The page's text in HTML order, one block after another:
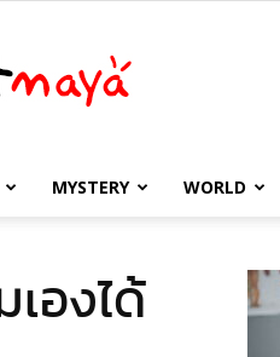
ชร MYSTERY WORLD
องได้